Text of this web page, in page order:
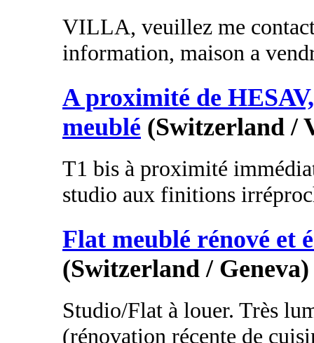
VILLA, veuillez me
information, maison a
A proximité de
meublé (Switzerland /
T1 bis à proximité
studio aux finitions
Flat meublé rénové et
(Switzerland / Geneva)
Studio/Flat à louer. Très
(rénovation récente de